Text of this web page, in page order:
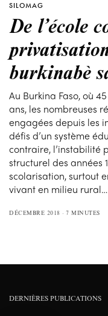
SILOMAG
De l’école
burkinabè
Au Burkina Faso, où
ans, les nombreuses
engagées depuis les
défis d’un système
contraire, l’instabilité
structurel des années
scolarisation, surtout
vivant en milieu rural…
DÉCEMBRE 2018 7 MINUTES
DERNIÈRES PUBLICATIONS